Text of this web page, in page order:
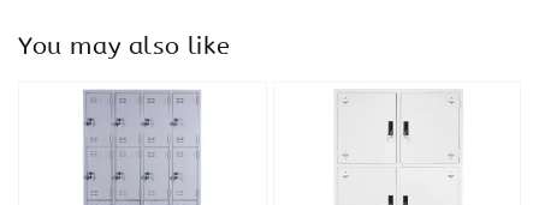
You may also like